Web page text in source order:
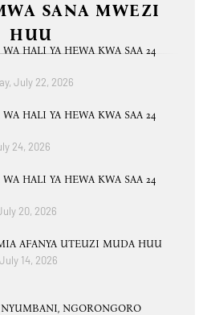
SANA MWEZI
HUU
HALI YA HEWA KWA SAA 24
July 22, 2026
HALI YA HEWA KWA SAA 24
24, 2026
HALI YA HEWA KWA SAA 24
20, 2026
AFANYA UTEUZI MUDA HUU
14, 2026
NGORONGORO